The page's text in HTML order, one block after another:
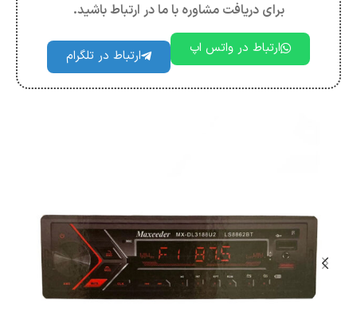
برای دریافت مشاوره با ما در ارتباط باشید.
ارتباط در واتس اپ ارتباط در تلگرام